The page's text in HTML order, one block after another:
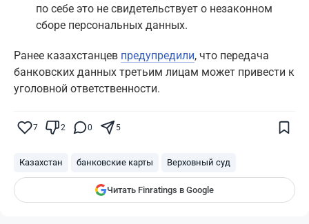
по себе это не свидетельствует о незаконном
сборе персональных данных.
Ранее казахстанцев предупредили, что передача
банковских данных третьим лицам может привести к
уголовной ответственности.
7 2 0 5
Казахстан банковские карты Верховный суд
Читать Finratings в Google
показываться вам